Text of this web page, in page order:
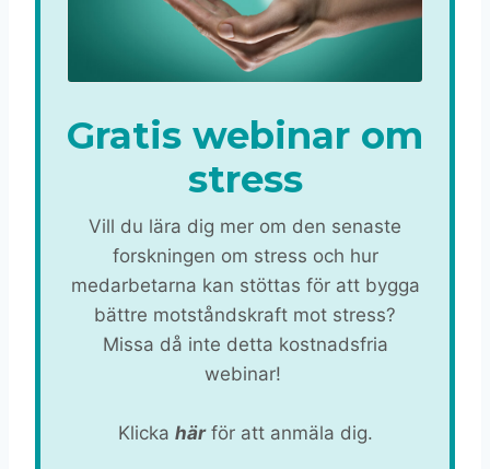
Gratis webinar om
stress
Vill du lära dig mer om den senaste
forskningen om stress och hur
medarbetarna kan stöttas för att bygga
bättre motståndskraft mot stress?
Missa då inte detta kostnadsfria
webinar!
Klicka härför att anmäla dig.